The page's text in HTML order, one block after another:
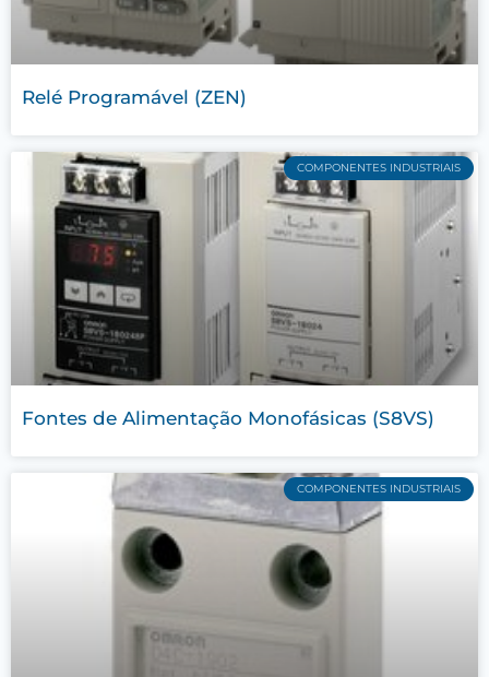
Relé Programável (ZEN)
COMPONENTES INDUSTRIAIS
Fontes de Alimentação Monofásicas (S8VS)
COMPONENTES INDUSTRIAIS